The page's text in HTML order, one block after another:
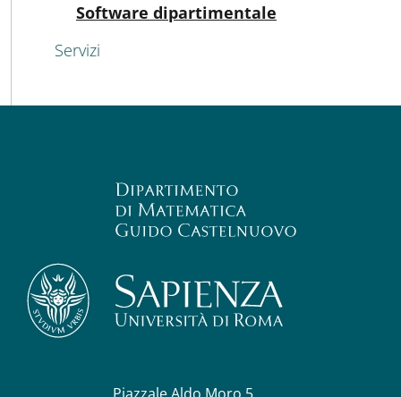
Software dipartimentale
Servizi